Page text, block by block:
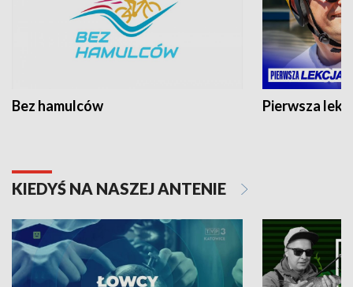
Bez hamulców Pierwsza
KIEDYŚ NA NASZEJ ANTENIE